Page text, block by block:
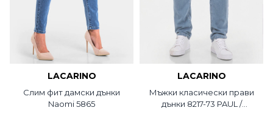
LACARINO
Слим фит дамски дънки
Naomi 5865
LACARINO
Мъжки класически прави
дънки 8217-73 PAUL /